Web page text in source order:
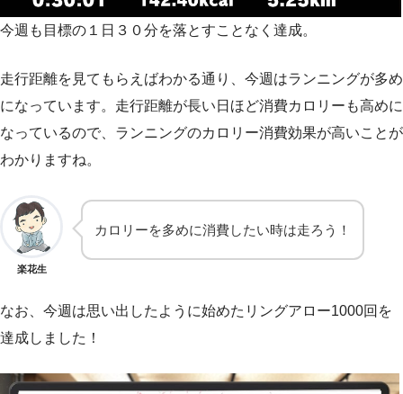
今週も目標の１日３０分を落とすことなく達成。
走行距離を見てもらえばわかる通り、今週はランニングが多め
になっています。走行距離が長い日ほど消費カロリーも高めに
なっているので、ランニングのカロリー消費効果が高いことが
わかりますね。
楽花生
カロリーを多めに消費したい時は走ろう！
なお、今週は思い出したように始めたリングアロー1000回を
達成しました！